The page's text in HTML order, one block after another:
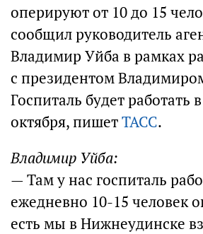
оперируют от 10 до 15
сообщил руководитель
Владимир Уйба в рамках
с президентом
Госпиталь будет работать
октября, пишетТАСС.
Владимир Уйба:
— Там у нас госпиталь
ежедневно 10-15 человек
есть мы в Нижнеудинске